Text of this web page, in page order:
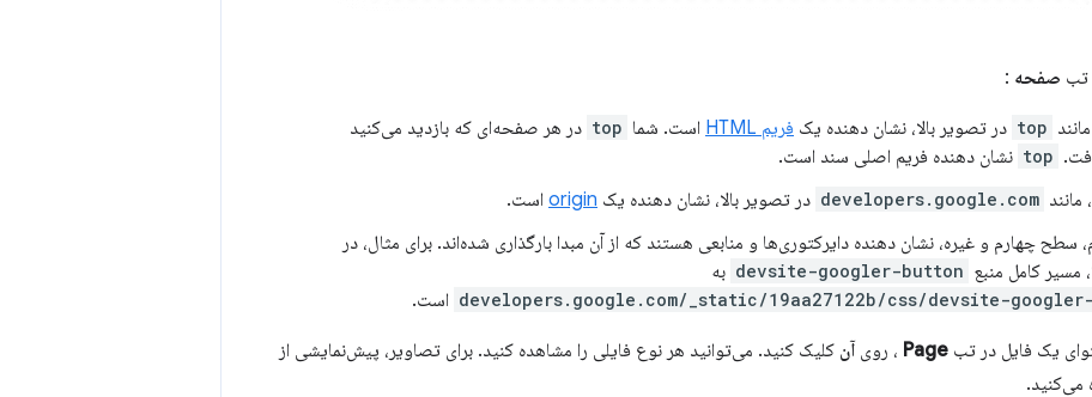
تب صفحه :
top در تصویر بالا، نشان دهنده یک فریم HTML است. شما top در هر صفحه‌ای که بازدید می‌کنید
top نشان دهنده فریم اصلی سند است.
developers.google.com در تصویر بالا، نشان دهنده یک origin است.
چهارم و غیره، نشان دهنده دایرکتوری‌ها و منابعی هستند که از آن مبدا بارگذاری شده‌اند. برای مثال، در
مسیر کامل منبع devsite-googler-button به
developers.google.com/_static/19aa27122b/css/devsite- است.
یک فایل در تب Page ، روی آن کلیک کنید. می‌توانید هر نوع فایلی را مشاهده کنید. برای تصاویر، پیش‌نمایشی از
می‌کنید.